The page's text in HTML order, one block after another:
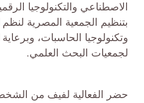
الاصطناعي والتكنولوجيا
بتنظيم الجمعية المصرية
وتكنولوجيا الحاسبات، وبرعاية
لجمعيات البحث العلمي.
حضر الفعالية لفيف من